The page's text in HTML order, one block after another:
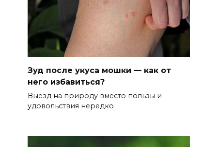
Зуд после укуса мошки — как от
него избавиться?
Выезд на природу вместо пользы и
удовольствия нередко